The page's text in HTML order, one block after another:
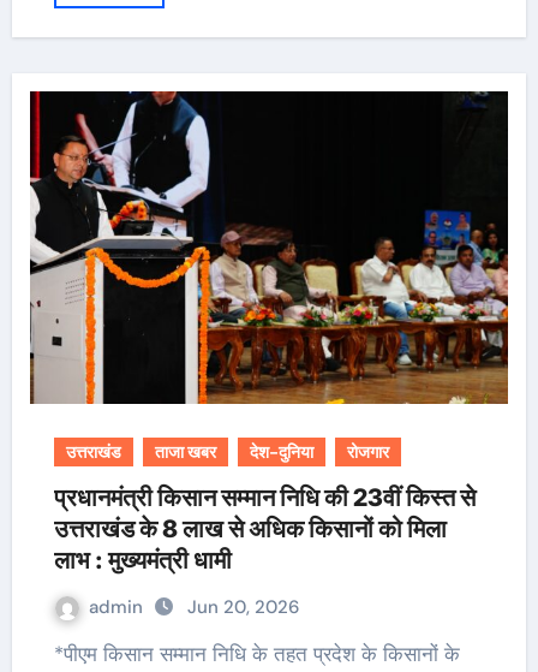
उत्तराखंड ताजा खबर देश-दुनिया रोजगार
प्रधानमंत्री किसान सम्मान निधि की 23वीं किस्त से
उत्तराखंड के 8 लाख से अधिक किसानों को मिला
लाभ : मुख्यमंत्री धामी
admin Jun 20, 2026
*पीएम किसान सम्मान निधि के तहत प्रदेश के किसानों के